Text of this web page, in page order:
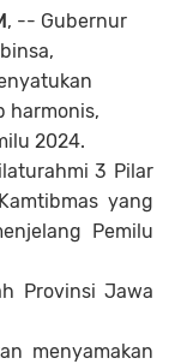
, -- Gubernur
harmonis,
2024.
3 Pilar
yang
Pemilu
Provinsi Jawa
menyamakan